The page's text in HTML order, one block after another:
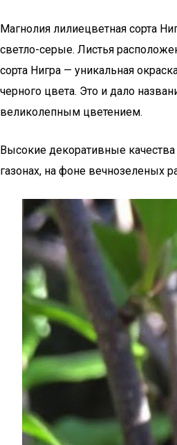
Магнолия лилиецветная сорта
светло-серые. Листья
сорта Нигра — уникальная
черного цвета. Это и дало
великолепным цветением.
Высокие декоративные
газонах, на фоне вечнозеленых